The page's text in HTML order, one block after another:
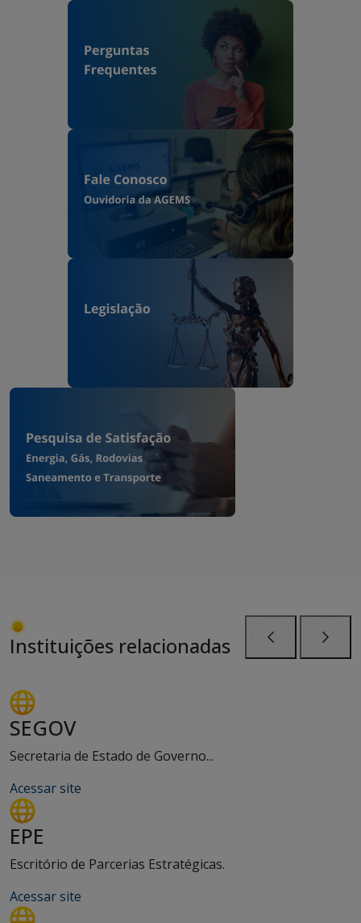
Instituições relacionadas
SEGOV
Secretaria de Estado de Governo...
Acessar site
EPE
Escritório de Parcerias Estratégicas.
Acessar site